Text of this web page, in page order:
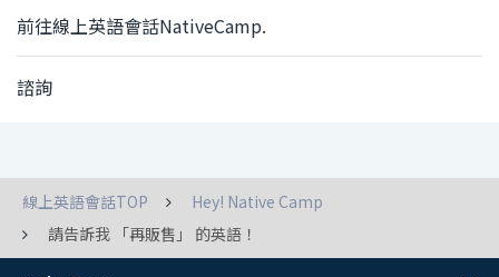
前往線上英語會話NativeCamp.
諮詢
線上英語會話TOP
Hey! Native Camp
請告訴我 「再販售」 的英語！